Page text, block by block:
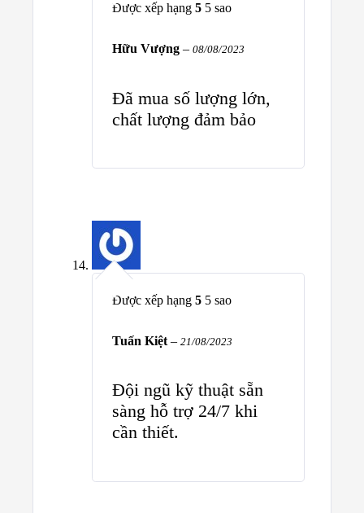
Được xếp hạng 5 5 sao
Hữu Vượng – 08/08/2023
Đã mua số lượng lớn,
chất lượng đảm bảo
Được xếp hạng 5 5 sao
Tuấn Kiệt – 21/08/2023
Đội ngũ kỹ thuật sẵn
sàng hỗ trợ 24/7 khi
cần thiết.